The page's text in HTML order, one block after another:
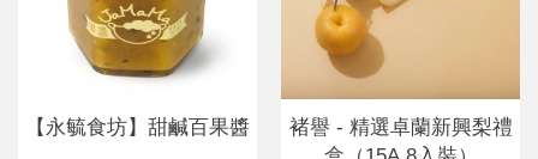
【永毓食坊】甜鹹百果醬
褚譽 - 精選卓蘭新興梨禮